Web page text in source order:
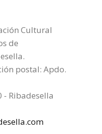
Cultural
de
postal: Apdo.
- Ribadesella